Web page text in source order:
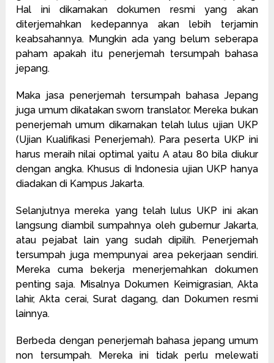
Hal ini dikarnakan dokumen resmi yang akan
diterjemahkan kedepannya akan lebih terjamin
keabsahannya. Mungkin ada yang belum seberapa
paham apakah itu penerjemah tersumpah bahasa
jepang.
Maka jasa penerjemah tersumpah bahasa Jepang
juga umum dikatakan sworn translator. Mereka bukan
penerjemah umum dikarnakan telah lulus ujian UKP
(Ujian Kualifikasi Penerjemah). Para peserta UKP ini
harus meraih nilai optimal yaitu A atau 80 bila diukur
dengan angka. Khusus di Indonesia ujian UKP hanya
diadakan di Kampus Jakarta.
Selanjutnya mereka yang telah lulus UKP ini akan
langsung diambil sumpahnya oleh gubernur Jakarta,
atau pejabat lain yang sudah dipilih. Penerjemah
tersumpah juga mempunyai area pekerjaan sendiri.
Mereka cuma bekerja menerjemahkan dokumen
penting saja. Misalnya Dokumen Keimigrasian, Akta
lahir, Akta cerai, Surat dagang, dan Dokumen resmi
lainnya.
Berbeda dengan penerjemah bahasa jepang umum
non tersumpah. Mereka ini tidak perlu melewati